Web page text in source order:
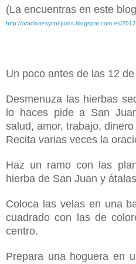
(La encuentras en este
http://oracionesyconjuros.blogspot.com.es/
Un poco antes de las 12
Desmenuza las hierbas
lo haces pide a San
salud, amor, trabajo,
Recita varias veces la
Haz un ramo con las
hierba de San Juan y
Coloca las velas en una
cuadrado con las de
centro.
Prepara una hoguera en